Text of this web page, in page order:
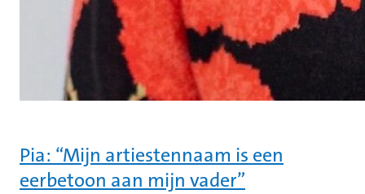
Pia: “Mijn artiestennaam is een
eerbetoon aan mijn vader”